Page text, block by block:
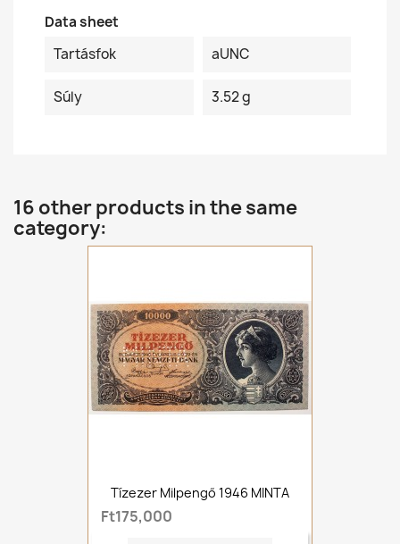
Data sheet
Tartásfok
aUNC
Súly 3.52 g
16 other products in the same
category:
Tízezer Milpengő 1946 MINTA
Ft175,000